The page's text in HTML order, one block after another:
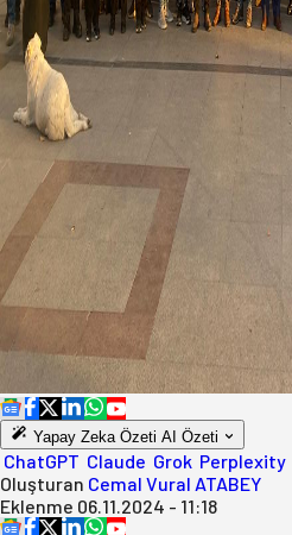
Yapay Zeka Özeti AI Özeti
ChatGPT Claude Grok Perplexity
Oluşturan Cemal Vural ATABEY
Eklenme 06.11.2024 - 11:18